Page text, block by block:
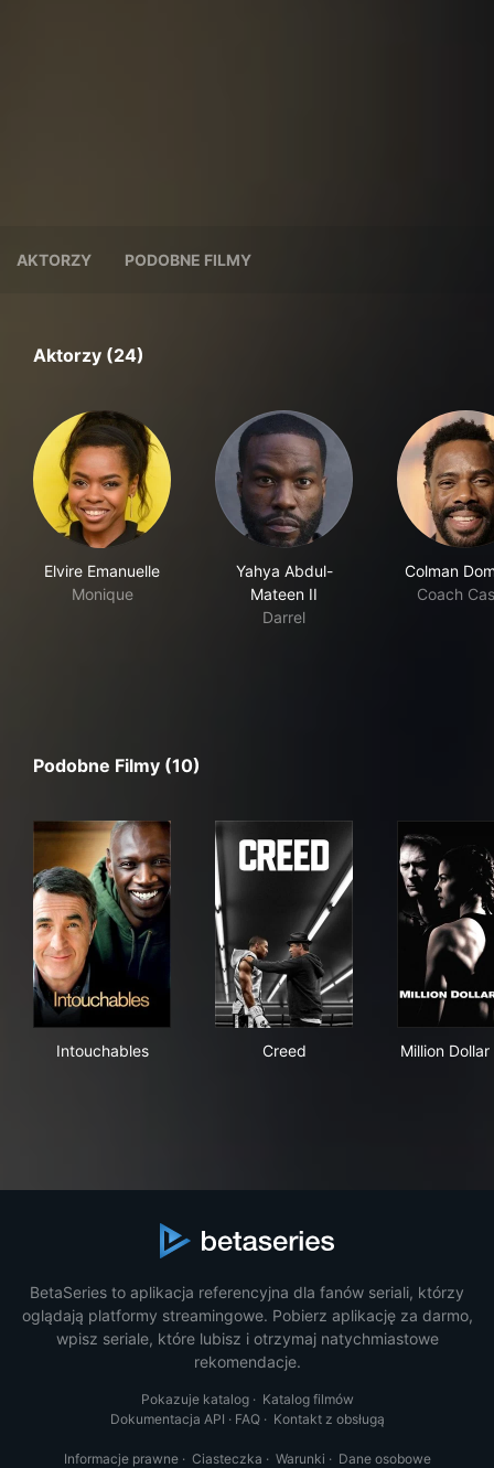
AKTORZY PODOBNE FILMY
Aktorzy (24)
Elvire Emanuelle
Monique
Yahya Abdul-
Mateen II
Darrel
Colman
Coach
Podobne Filmy (10)
Intouchables Creed Million
BetaSeries to aplikacja referencyjna dla fanów seriali, którzy
oglądają platformy streamingowe. Pobierz aplikację za darmo,
wpisz seriale, które lubisz i otrzymaj natychmiastowe
rekomendacje.
Pokazuje katalog· Katalog filmów
Dokumentacja API · FAQ· Kontakt z obsługą
Informacje prawne· Ciasteczka · Warunki · Dane osobowe